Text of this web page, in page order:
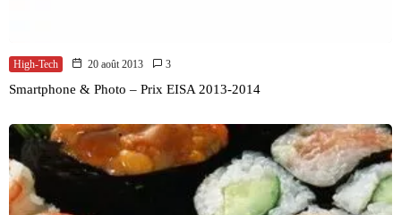
High-Tech 20 août 2013 3
Smartphone & Photo – Prix EISA 2013-2014